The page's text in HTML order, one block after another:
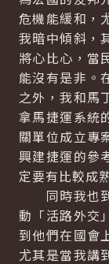
危機能緩和，
我暗中傾斜，
將心比心，當
能沒有是非。
之外，我和馬
拿馬捷運系統
關單位成立專
興建捷運的參
定要有比較成
同時我也到
動「活路外交
到他們在國會
尤其是當我講